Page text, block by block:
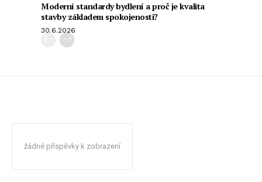
Moderní standardy bydlení a proč je kvalita
stavby základem spokojenosti?
30.6.2026
žádné příspěvky k zobrazení